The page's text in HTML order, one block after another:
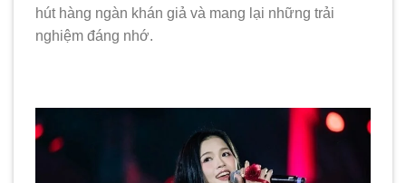
hút hàng ngàn khán giả và mang lại những trải
nghiệm đáng nhớ.